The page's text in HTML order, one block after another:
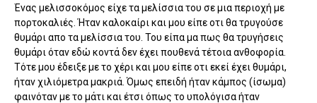
Ένας μελισσοκόμος είχε τα μελίσσια του σε μια περιοχή με
πορτοκαλιές. Ήταν καλοκαίρι και μου είπε οτι θα τρυγούσε
θυμάρι απο τα μελίσσια του. Του είπα μα πως θα τρυγήσεις
θυμάρι όταν εδώ κοντά δεν έχει πουθενά τέτοια ανθοφορία.
Τότε μου έδειξε με το χέρι και μου είπε οτι εκεί έχει θυμάρι,
ήταν χιλιόμετρα μακριά. Όμως επειδή ήταν κάμπος (ίσωμα)
φαινόταν με το μάτι και έτσι όπως το υπολόγισα ήταν